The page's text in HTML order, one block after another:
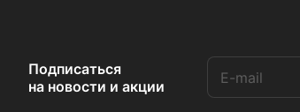
Подписаться
на новости и акции